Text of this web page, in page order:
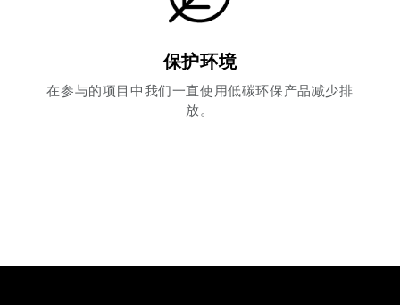
保护环境
在参与的项目中我们一直使用低碳环保产品减少排
放。